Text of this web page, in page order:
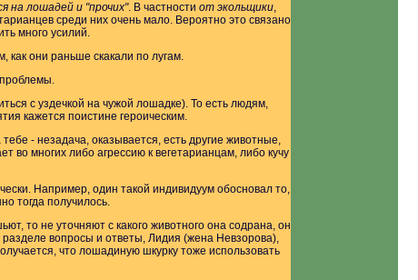
на лошадей и "прочих". В частности от экольщики,
среди них очень мало. Вероятно это связано
много усилий.
как они раньше скакали по лугам.
с уздечкой на чужой лошадке). То есть людям,
кажется поистине героическим.
- незадача, оказывается, есть другие животные,
во многих либо агрессию к вегетарианцам, либо кучу
Например, один такой индивидуум обосновал то,
тогда получилось.
то не уточняют с какого животного она содрана, он
вопросы и ответы, Лидия (жена Невзорова),
что лошадиную шкурку тоже использовать